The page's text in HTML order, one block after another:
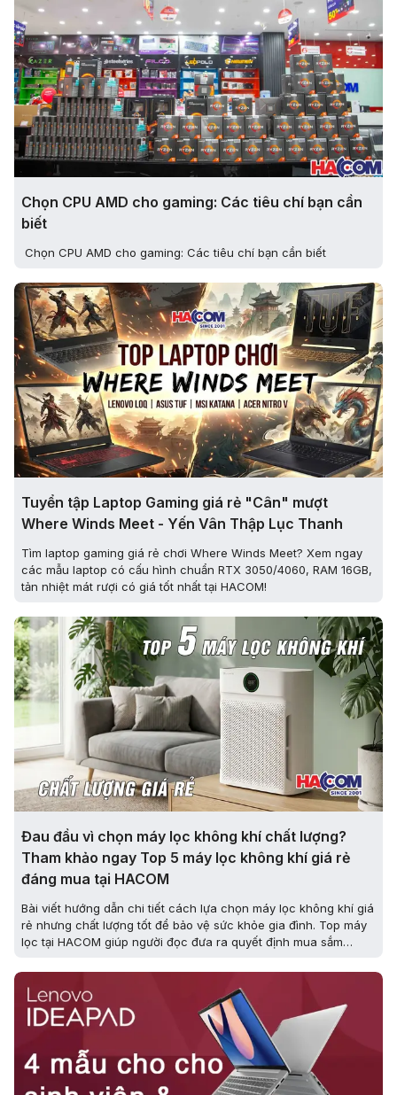
Chọn CPU AMD cho gaming: Các tiêu chí bạn cần
biết
Chọn CPU AMD cho gaming: Các tiêu chí bạn cần biết
Tuyển tập Laptop Gaming giá rẻ "Cân" mượt
Where Winds Meet - Yến Vân Thập Lục Thanh
Tìm laptop gaming giá rẻ chơi Where Winds Meet? Xem ngay
các mẫu laptop có cấu hình chuẩn RTX 3050/4060, RAM 16GB,
tản nhiệt mát rượi có giá tốt nhất tại HACOM!
Đau đầu vì chọn máy lọc không khí chất lượng?
Tham khảo ngay Top 5 máy lọc không khí giá rẻ
đáng mua tại HACOM
Bài viết hướng dẫn chi tiết cách lựa chọn máy lọc không khí giá
rẻ nhưng chất lượng tốt để bảo vệ sức khỏe gia đình. Top máy
lọc tại HACOM giúp người đọc đưa ra quyết định mua sắm